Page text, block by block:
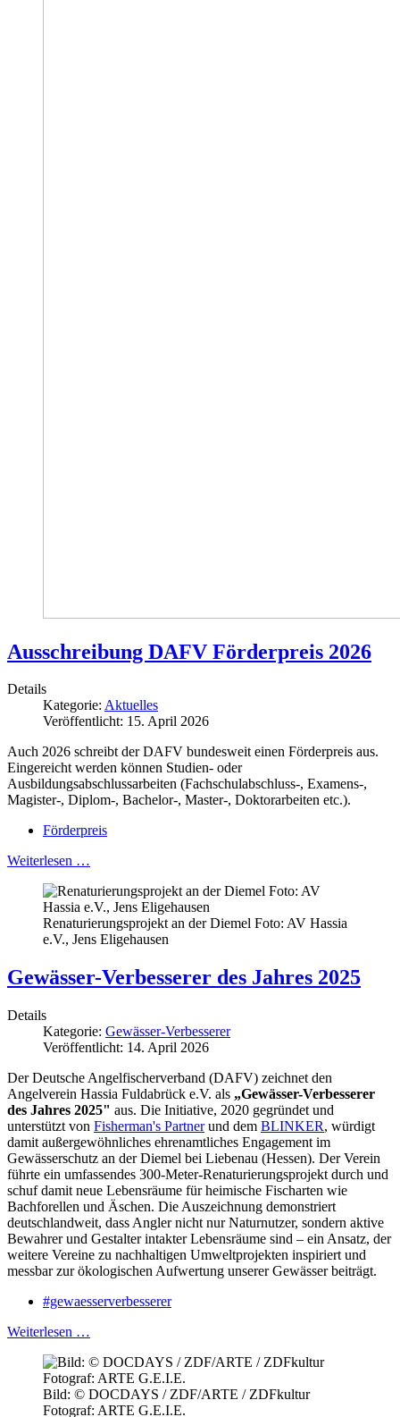
Ausschreibung DAFV Förderpreis 2026
Details
Kategorie: Aktuelles
Veröffentlicht: 15. April 2026
Auch 2026 schreibt der DAFV bundesweit einen Förderpreis aus.
Eingereicht werden können Studien- oder
Ausbildungsabschlussarbeiten (Fachschulabschluss-, Examens-,
Magister-, Diplom-, Bachelor-, Master-, Doktorarbeiten etc.).
Förderpreis
Weiterlesen …
Renaturierungsprojekt an der Diemel Foto: AV Hassia
e.V., Jens Eligehausen
Gewässer-Verbesserer des Jahres 2025
Details
Kategorie: Gewässer-Verbesserer
Veröffentlicht: 14. April 2026
Der Deutsche Angelfischerverband (DAFV) zeichnet den
Angelverein Hassia Fuldabrück e.V. als „Gewässer-Verbesserer
des Jahres 2025" aus. Die Initiative, 2020 gegründet und
unterstützt von Fisherman's Partnerund dem BLINKER, würdigt
damit außergewöhnliches ehrenamtliches Engagement im
Gewässerschutz an der Diemel bei Liebenau (Hessen). Der Verein
führte ein umfassendes 300-Meter-Renaturierungsprojekt durch und
schuf damit neue Lebensräume für heimische Fischarten wie
Bachforellen und Äschen. Die Auszeichnung demonstriert
deutschlandweit, dass Angler nicht nur Naturnutzer, sondern aktive
Bewahrer und Gestalter intakter Lebensräume sind – ein Ansatz, der
weitere Vereine zu nachhaltigen Umweltprojekten inspiriert und
messbar zur ökologischen Aufwertung unserer Gewässer beiträgt.
#gewaesserverbesserer
Weiterlesen …
Bild: © DOCDAYS / ZDF/ARTE / ZDFkultur
Fotograf: ARTE G.E.I.E.